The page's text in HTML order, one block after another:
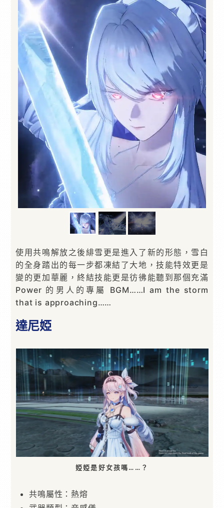
使用共鳴解放之後緋雪更是進入了新的形態，雪白
的全身踏出的每一步都凍結了大地，技能特效更是
變的更加華麗，終結技能更是彷彿能聽到那個充滿
Power 的男人的專屬 BGM……I am the storm
that is approaching……
達尼婭
婭婭是好女孩嗎……？
共鳴屬性：熱熔